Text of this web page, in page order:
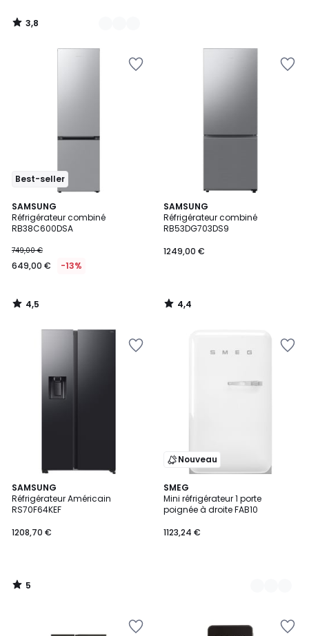
3,8
/
Best-seller
SAMSUNG
Réfrigérateur combiné
RB38C600DSA
749,00 €
649,00 € -13%
4,5
/ 5
4,5
/
SAMSUNG
Réfrigérateur combiné
RB53DG703DS9
1249,00 €
4,4
/ 5
4,4
/
SAMSUNG
Réfrigérateur Américain
RS70F64KEF
1208,70 €
5
/
5
5
/
Nouveau
SMEG
Mini réfrigérateur 1 porte
poignée à droite FAB10
1123,24 €
2
Couleurs